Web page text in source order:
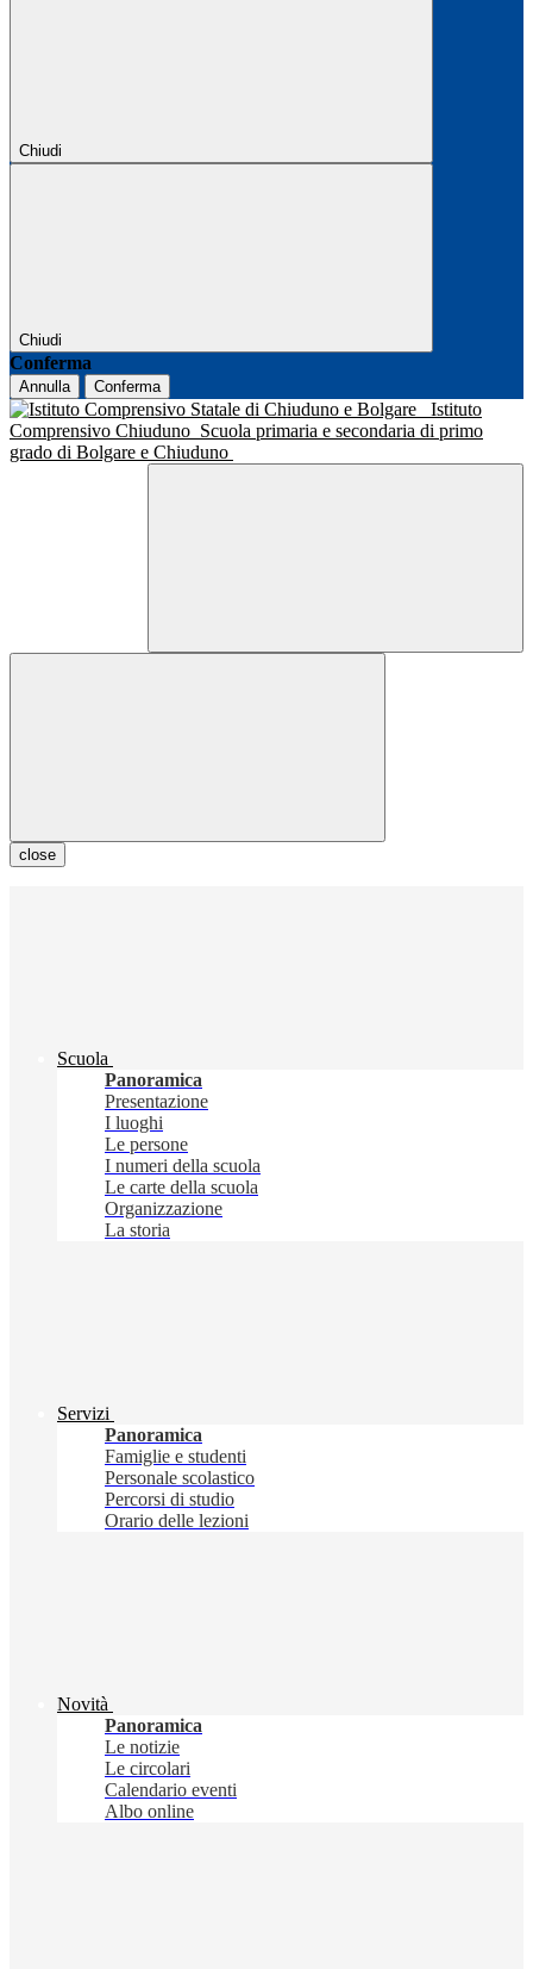
Chiudi
Chiudi
Conferma
Annulla Conferma
Istituto
Comprensivo Chiuduno Scuola primaria e secondaria di primo
grado di Bolgare e Chiuduno
close
Scuola
Panoramica
Presentazione
I luoghi
Le persone
I numeri della scuola
Le carte della scuola
Organizzazione
La storia
Servizi
Panoramica
Famiglie e studenti
Personale scolastico
Percorsi di studio
Orario delle lezioni
Novità
Panoramica
Le notizie
Le circolari
Calendario eventi
Albo online